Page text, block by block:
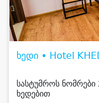
ხედი • Hotel
სასტუმროს ნომრები
ხედებით